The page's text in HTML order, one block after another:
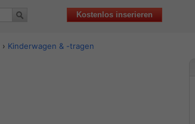
Kostenlos inserieren
› Kinderwagen & -tragen